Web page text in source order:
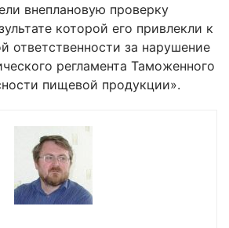
внеплановую проверку
которой его привлекли к
ответственности за нарушение
регламента Таможенного
пищевой продукции».